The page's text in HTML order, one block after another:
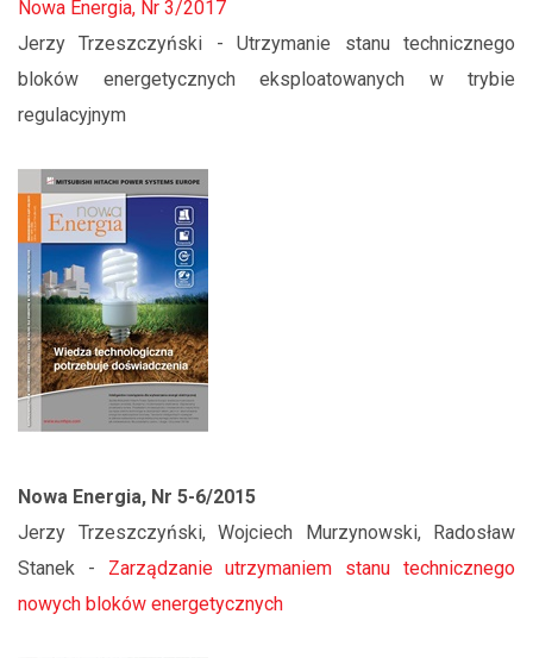
Nowa Energia, Nr 3/2017
Jerzy Trzeszczyński - Utrzymanie stanu technicznego
bloków energetycznych eksploatowanych w trybie
regulacyjnym
Nowa Energia, Nr 5-6/2015
Jerzy Trzeszczyński, Wojciech Murzynowski, Radosław
Stanek - Zarządzanie utrzymaniem stanu technicznego
nowych bloków energetycznych